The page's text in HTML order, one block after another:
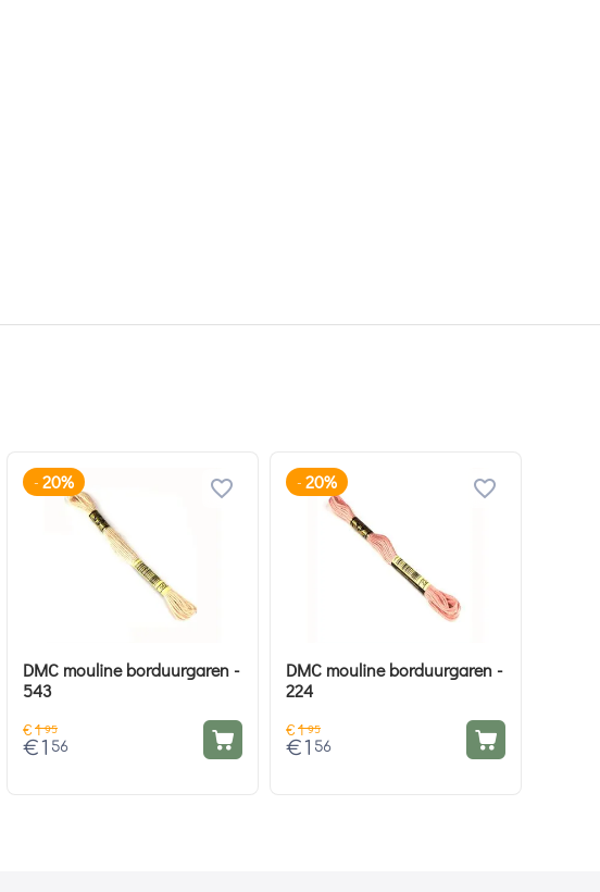
- 20%
DMC mouline borduurgaren -
543
€1 95
€1 56
- 20%
DMC mouline borduurgaren -
224
€1 95
€1 56